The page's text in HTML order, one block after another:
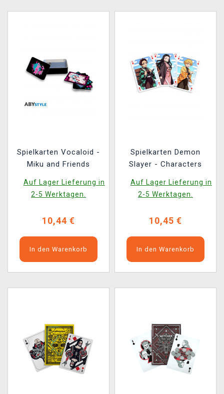
Spielkarten Vocaloid -
Miku and Friends
Auf Lager Lieferung in
2-5 Werktagen.
10,44 €
In den Warenkorb
Spielkarten Demon
Slayer - Characters
Auf Lager Lieferung in
2-5 Werktagen.
10,45 €
In den Warenkorb